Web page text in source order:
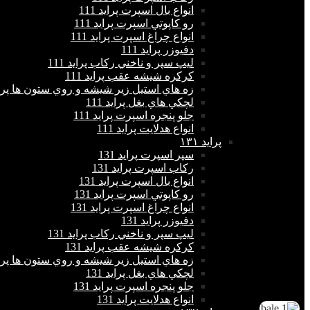
انواع بال اسپرت پراید 111
رو كاپوتي اسپرت پراید 111
انواع چراغ اسپرت پراید 111
دفيوزر پراید 111
ليپ سپر و ناخني ركاب پراید 111
كركره شيشه عقب پراید 111
زه هاي استيل زير شيشه و روي ستون ها پراید
لچكي هاي بغل پراید 111
جلو پنجره اسپرت پراید 111
انواع هدلايت پراید 111
پرايد ١٣١
سپر اسپرت پراید 131
ركاب اسپرت پراید 131
انواع بال اسپرت پراید 131
رو كاپوتي اسپرت پراید 131
انواع چراغ اسپرت پراید 131
دفيوزر پراید 131
ليپ سپر و ناخني ركاب پراید 131
كركره شيشه عقب پراید 131
زه هاي استيل زير شيشه و روي ستون ها پراید
لچكي هاي بغل پراید 131
جلو پنجره اسپرت پراید 131
انواع هدلايت پراید 131